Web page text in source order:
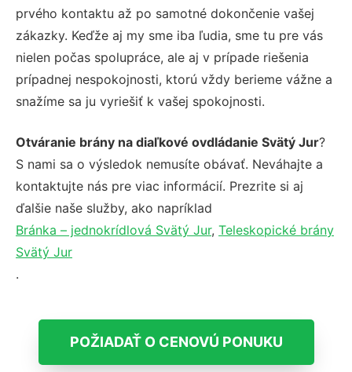
prvého kontaktu až po samotné dokončenie vašej
zákazky. Keďže aj my sme iba ľudia, sme tu pre vás
nielen počas spolupráce, ale aj v prípade riešenia
prípadnej nespokojnosti, ktorú vždy berieme vážne a
snažíme sa ju vyriešiť k vašej spokojnosti.
Otváranie brány na diaľkové ovdládanie Svätý Jur?
S nami sa o výsledok nemusíte obávať. Neváhajte a
kontaktujte nás pre viac informácií. Prezrite si aj
ďalšie naše služby, ako napríklad
Bránka – jednokrídlová Svätý Jur, Teleskopické brány
Svätý Jur
.
POŽIADAŤ O CENOVÚ PONUKU